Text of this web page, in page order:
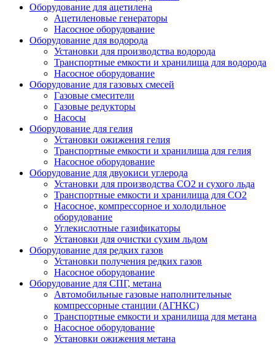
Оборудование для ацетилена
Ацетиленовые генераторы
Насосное оборудование
Оборудование для водорода
Установки для производства водорода
Транспортные емкости и хранилища для водорода
Насосное оборудование
Оборудование для газовых смесей
Газовые смесители
Газовые редукторы
Насосы
Оборудование для гелия
Установки ожижения гелия
Транспортные емкости и хранилища для гелия
Насосное оборудование
Оборудование для двуокиси углерода
Установки для производства СО2 и сухого льда
Транспортные емкости и хранилища для CO2
Насосное, компрессорное и холодильное
оборудование
Углекислотные газификаторы
Установки для очистки сухим льдом
Оборудование для редких газов
Установки получения редких газов
Насосное оборудование
Оборудование для СПГ, метана
Автомобильные газовые наполнительные
компрессорные станции (АГНКС)
Транспортные емкости и хранилища для метана
Насосное оборудование
Установки ожижения метана